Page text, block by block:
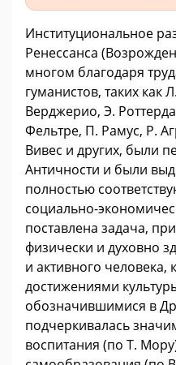
Институциональное
Ренессанса
многом благодаря
гуманистов, таких как
Верджерио, Э.
Фельтре, П. Рамус, Р.
Вивес и других, были
Античности и были
полностью
социально-
поставлена задача,
физически и духовно
и активного
достижениями
обозначившимися в
подчеркивалась
воспитания (по Т.